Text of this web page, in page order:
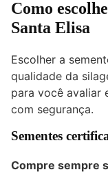
Como
Santa Elisa
Escolher a
qualidade da
para você avaliar
com segurança.
Sementes
Compre sempre